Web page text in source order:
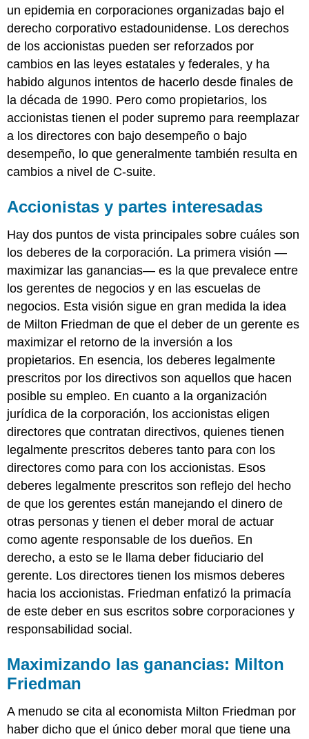
un epidemia en corporaciones organizadas bajo el
derecho corporativo estadounidense. Los derechos
de los accionistas pueden ser reforzados por
cambios en las leyes estatales y federales, y ha
habido algunos intentos de hacerlo desde finales de
la década de 1990. Pero como propietarios, los
accionistas tienen el poder supremo para reemplazar
a los directores con bajo desempeño o bajo
desempeño, lo que generalmente también resulta en
cambios a nivel de C-suite.
Accionistas y partes interesadas
Hay dos puntos de vista principales sobre cuáles son
los deberes de la corporación. La primera visión —
maximizar las ganancias— es la que prevalece entre
los gerentes de negocios y en las escuelas de
negocios. Esta visión sigue en gran medida la idea
de Milton Friedman de que el deber de un gerente es
maximizar el retorno de la inversión a los
propietarios. En esencia, los deberes legalmente
prescritos por los directivos son aquellos que hacen
posible su empleo. En cuanto a la organización
jurídica de la corporación, los accionistas eligen
directores que contratan directivos, quienes tienen
legalmente prescritos deberes tanto para con los
directores como para con los accionistas. Esos
deberes legalmente prescritos son reflejo del hecho
de que los gerentes están manejando el dinero de
otras personas y tienen el deber moral de actuar
como agente responsable de los dueños. En
derecho, a esto se le llama deber fiduciario del
gerente. Los directores tienen los mismos deberes
hacia los accionistas. Friedman enfatizó la primacía
de este deber en sus escritos sobre corporaciones y
responsabilidad social.
Maximizando las ganancias: Milton
Friedman
A menudo se cita al economista Milton Friedman por
haber dicho que el único deber moral que tiene una